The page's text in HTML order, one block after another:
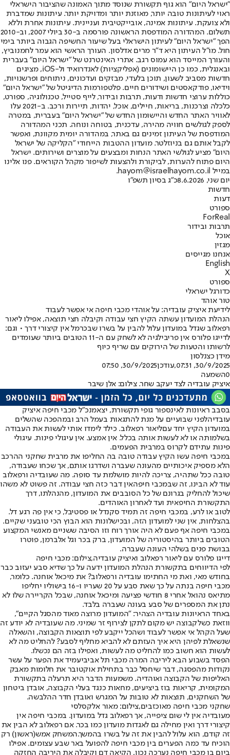
"ישראל היום" הוא גוף תקשורת שנוסד מתוך האמונה שהציבור הישראלי
ראוי לעיתונות טובה יותר, מאוזנת יותר ומדויקת יותר. עיתונות שמדברת
ולא צועקת. עיתונות אמינה, אובייקטיבית ועניינית. עיתונות אחרת וללא
תשלום. המהדורה המודפסת הראשונה פורסמה ב-30 ביולי 2007, וב-2010
הפך "ישראל היום" לעיתון הישראלי בעל שיעור החשיפה הגבוה ביותר בימי
חול. מו"ל העיתון היא ד"ר מרים אדלסון. העורך הראשי הוא עמר לחמנוביץ,
והעורך המייסד הוא עמוס רגב. אתרי האינטרנט של "ישראל היום" בעברית
ובאנגלית, כמו כן היישומונים (אפליקציות) לאנדרואיד ול-iOS, מציגים
חדשות מסביב לשעון, תוכן בלעדי, מבזקים ועדכונים, ניתוחים ופרשנויות,
וידיאו, פודקאסטים ושידורים חיים. פלטפורמות הדיגיטל של "ישראל היום"
כוללות ערוצי חדשות ודעות, תרבות ובידור, לייף סטייל, טכנולוגיה, ספורט,
כלכלה וצרכנות, בריאות, חיילים, אוכל, יהדות, תיירות ורכב. ב-2021 עלו
לאוויר האתר החדש והיישומון החדש של "ישראל היום" בעברית, במטרה
לספק לגולשים חוויה מהירה, עדכנית, בטוחה ונוחה. תכני המהדורה
המודפסת של העיתון זמינים גם באתר, במהדורה יומית מקוונת, ואפשר
לקבל אותם גם בניוזלטר. מועדון ההטבות הייחודי "הקליקה של ישראל
היום" מציע לגולשי האתר הנחות ומבצעים על מוצרים ושירותים. ישראל
היום פתוח להערות, לביקורת ולהצעות לשיפור מקהל הקוראים. פנו אלינו
במייל hayom@israelhayom.co.il.
יום שני, 8.6.2026
כ"ג בסיון תשפ"ו
חדשות
דעות
ספורט
ForReal
תרבות ובידור
אוכל
מגזין
אנחנו מגייסים
English
X
ספורט
כדורגל ישראלי
טור אוהד
לידיעת איציק עובדיה: על אוהדי מכבי חיפה אי אפשר לעבוד
הנהלת המועדון עשתה הקיץ חצי עבודה וקיבלה חצי תוצאה, אפילו ליאור
רפאלוב שגדל במועדון עלול להבין על בשרו שבכרמל אין קיצורי דרך • וגם:
לדייגו פלורס אין פריבילגיה לא לשחק עם ה-11 הטובים ביותר שעומדים
לרשותו והטעות של הירוקים עם שריף כיוף
מידן כצנלסון
30/9/2025, 07:31
,עודכן30/9/2025, 07:50
0השמעה
איציק עובדיה לצד יעקב שחר. צילום: אלן שיבר
בסבב ראיונות לאינספור גופי תקשורת, יצאמנכ"ל מכבי חיפה איציק
עובדיהלפני שבועיים על מנת להתגאות בעמל הרב ובמהפכה שהשלים
במועדון הקיץ יחד עםליאור רפאלוב. כילד לימדו אותי לעשות את העבודה
בשלמותה או לא לעשות אותה בכלל. אין אמצע. אין עיגולי פינות. עיגולי
פינות עתידם לקרוס במרבית הפעמים.
במכבי חיפה עשו הקיץ עבודה טובה בה החליפו את מרבית שחקני ההרכב
הלא מספיק איכותיים מהעונה שעברה ושדרגו אותם, אך שכחו שעבודה,
טובה ככל שתהיה, צריכה להיות מושלמת עד סופה. מה שעובדיה ורפאלוב
עוד לא הבינו, זה שבמכבי חיפהאין דבר כזה חצי עבודה. זה פשוט לא משהו
שיכול להחליק בגרונם של כל הסובבים את המועדון, מהנהלתו, דרך
התקשורת החיפאית ועד לאחרון האוהדים.
לטוב או לרע, במכבי חיפה זה תמיד סקנדל או פסטיבל, כי אין פה רגע דל.
בהצלחות, אין שני למועדון הזה, ובכישלונות הוא הבוץ הכי טובעני שקיים.
במכבי חיפה אף פעם לא היה אורך רוח וזו הסיבה ששניים מאנשי המקצוע
הטובים ביותר בהיסטוריה של המועדון, ברק בכר וגל אלברמן, פוטרו
בבושת פנים בשלהי העונה שעברה.
דייגו פלורס עם ליאור רפאלוב ואיציק עובדיה,צילום: מכבי חיפה
לפי הדיווחים בתקשורת הנהלת המועדון ידעה על כך שדיא סבע יעזוב כבר
בחודש מאי, ואת מי החתימו עובדיה ורפאלוב? את מיכאל אוחנה. כלומר,
מכבי חיפה בנתה על כך שאת סבע על 20 שעריו ו-16 בישוליו יחליפו
מתיאס נהואל אחרי 8 חודשי פציעה ומיכאל אוחנה, שבכל הקריירה שלו לא
נתן את המספרים של סבע בעונה שעברה בלבד.
באחד הראיונות עובדיה הצהיר: "המועדון מרוצה מאוד מהסגל הקיים",
ווזאת כשלקבוצה יש מקום לתקן לצירוף זר שמיני. מה שעובדיה לא יודע זה
שעל הקהל אי אפשר לעבוד ושהכל ייקבע לפי תוצאות הקבוצה, והשאלה
שנשאלת לפיהן היא איך העזתם לא להביא מחליף לסבע? להחליט מה לא
לעשות הוא חשוב כמו להחליט מה לעשות, ואפילו בזה הם נכשלו.
הפסד בשבוע הבא ליריבה המרה מכבי תל אביביעמיד את הפער על עשר
נקודות מהפסגה, דבר שיחסל כבר בתחילת אוקטובר את חלומות מאבק
האליפות של הקבוצה ואוהדיה. משמעות הדבר היא תרעלה בתקשורת
המקומית, קריאות בוז ביציעים, מחאות כנגד בעלי הקבוצה, אובדן ביטחון
של השחקנים, תוצאות לא טובות על המגרש ואובדן חדר ההלבשה.
שחקני מכבי חיפה מאוכזבים,צילום: מאור אלקסלסי
מעובדיה אין לי שום ציפייה, אך רפאלוב גדל במועדון. במכבי חיפה אין
קיצורי דרך ואין מחילה גם לאגדות מועדון כמו בכר. אם רפאלוב לא הבין את
זה קודם, הוא עלול להבין את זה על בשרו בהמשך.המשחק אמש(ראשון) רק
הוכיח עד כמה הפערים בין מכבי חיפה להפועל באר שבע עצומים. אפילו
ביום בו מכבי חיפה נערכה נכון, הקיאה דם וקיבלה את היריבה החזקה